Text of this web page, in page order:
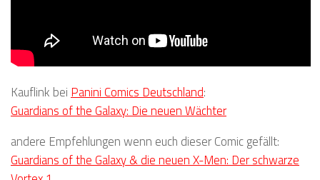
Kauflink bei Panini Comics Deutschland:
Guardians of the Galaxy: Die neuen Wächter
andere Empfehlungen wenn euch dieser Comic gefällt:
Guardians of the Galaxy & die neuen X-Men: Der schwarze